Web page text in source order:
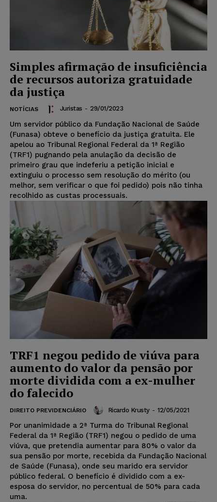
Simples afirmação de insuficiência
de recursos autoriza gratuidade
da justiça
NOTÍCIAS Juristas - 29/01/2023
Um servidor público da Fundação Nacional de Saúde
(Funasa) obteve o benefício da justiça gratuita. Ele
apelou ao Tribunal Regional Federal da 1ª Região
(TRF1) pugnando pela anulação da decisão de
primeiro grau que indeferiu a petição inicial e
extinguiu o processo sem resolução do mérito (ou
melhor, sem verificar o que foi pedido) pois não tinha
recolhido as custas processuais.
TRF1 negou pedido de viúva para
aumento do valor da pensão por
morte dividida com a ex-mulher
do falecido
DIREITO PREVIDENCIÁRIO Ricardo Krusty - 12/05/2021
Por unanimidade a 2ª Turma do Tribunal Regional
Federal da 1ª Região (TRF1) negou o pedido de uma
viúva, que pretendia aumentar para 80% o valor da
sua pensão por morte, recebida da Fundação Nacional
de Saúde (Funasa), onde seu marido era servidor
público federal. O benefício é dividido com a ex-
esposa do servidor, no percentual de 50% para cada
uma.